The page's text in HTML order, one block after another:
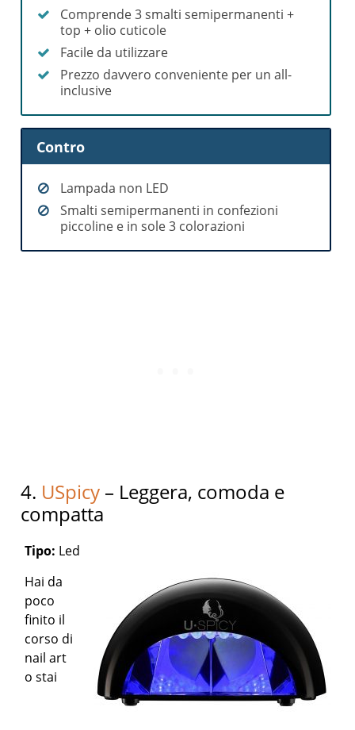
Comprende 3 smalti semipermanenti +
top + olio cuticole
Facile da utilizzare
Prezzo davvero conveniente per un all-
inclusive
Contro
Lampada non LED
Smalti semipermanenti in confezioni
piccoline e in sole 3 colorazioni
4. USpicy – Leggera, comoda e
compatta
Tipo: Led
Hai da
poco
finito il
corso di
nail art
o stai